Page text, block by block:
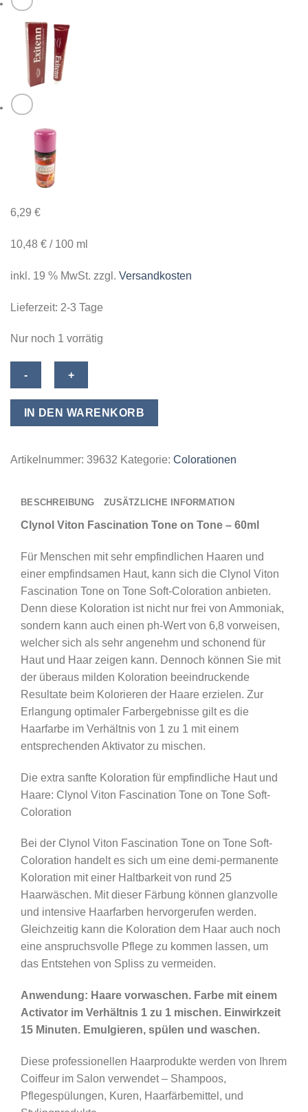
6,29 €
10,48 € / 100 ml
inkl. 19 % MwSt. zzgl. Versandkosten
Lieferzeit: 2-3 Tage
Nur noch 1 vorrätig
Clynol
Viton
Tone
Farbe
Coloration
Ammoniak
60ml
-
#
7.5
Medium
Copper
Gold
Blonde
Menge
IN DEN WARENKORB
Artikelnummer: 39632 Kategorie: Colorationen
BESCHREIBUNG ZUSÄTZLICHE INFORMATION
Clynol Viton Fascination Tone on Tone – 60ml
Für Menschen mit sehr empfindlichen Haaren und
einer empfindsamen Haut, kann sich die Clynol Viton
Fascination Tone on Tone Soft-Coloration anbieten.
Denn diese Koloration ist nicht nur frei von Ammoniak,
sondern kann auch einen ph-Wert von 6,8 vorweisen,
welcher sich als sehr angenehm und schonend für
Haut und Haar zeigen kann. Dennoch können Sie mit
der überaus milden Koloration beeindruckende
Resultate beim Kolorieren der Haare erzielen. Zur
Erlangung optimaler Farbergebnisse gilt es die
Haarfarbe im Verhältnis von 1 zu 1 mit einem
entsprechenden Aktivator zu mischen.
Die extra sanfte Koloration für empfindliche Haut und
Haare: Clynol Viton Fascination Tone on Tone Soft-
Coloration
Bei der Clynol Viton Fascination Tone on Tone Soft-
Coloration handelt es sich um eine demi-permanente
Koloration mit einer Haltbarkeit von rund 25
Haarwäschen. Mit dieser Färbung können glanzvolle
und intensive Haarfarben hervorgerufen werden.
Gleichzeitig kann die Koloration dem Haar auch noch
eine anspruchsvolle Pflege zu kommen lassen, um
das Entstehen von Spliss zu vermeiden.
Anwendung: Haare vorwaschen. Farbe mit einem
Activator im Verhältnis 1 zu 1 mischen. Einwirkzeit
15 Minuten. Emulgieren, spülen und waschen.
Diese professionellen Haarprodukte werden von Ihrem
Coiffeur im Salon verwendet – Shampoos,
Pflegespülungen, Kuren, Haarfärbemittel, und